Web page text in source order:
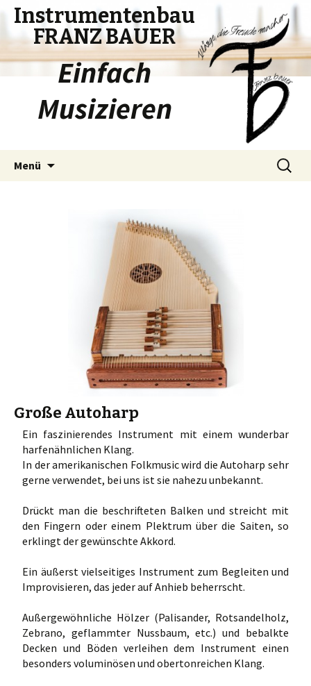
Instrumentenbau
FRANZ BAUER
Einfach
Musizieren
Menü
Suchen
nach:
Große Autoharp
Ein faszinierendes Instrument mit einem wunderbar
harfenähnlichen Klang.
In der amerikanischen Folkmusic wird die Autoharp sehr
gerne verwendet, bei uns ist sie nahezu unbekannt.
Drückt man die beschrifteten Balken und streicht mit
den Fingern oder einem Plektrum über die Saiten, so
erklingt der gewünschte Akkord.
Ein äußerst vielseitiges Instrument zum Begleiten und
Improvisieren, das jeder auf Anhieb beherrscht.
Außergewöhnliche Hölzer (Palisander, Rotsandelholz,
Zebrano, geflammter Nussbaum, etc.) und bebalkte
Decken und Böden verleihen dem Instrument einen
besonders voluminösen und obertonreichen Klang.